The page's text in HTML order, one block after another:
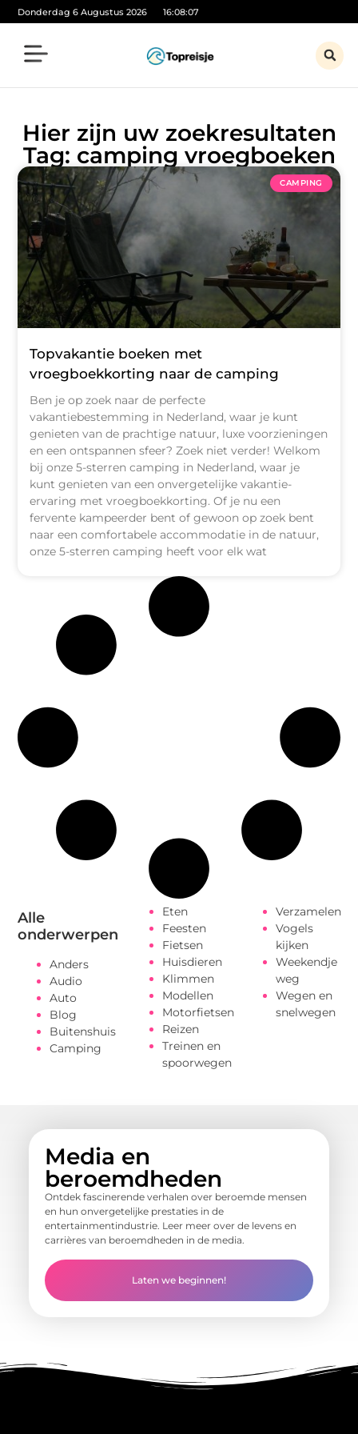
Donderdag 6 Augustus 2026 16:08:07
Hier zijn uw zoekresultaten
Tag: camping vroegboeken
CAMPING
Topvakantie boeken met
vroegboekkorting naar de camping
Ben je op zoek naar de perfecte
vakantiebestemming in Nederland, waar je kunt
genieten van de prachtige natuur, luxe voorzieningen
en een ontspannen sfeer? Zoek niet verder! Welkom
bij onze 5-sterren camping in Nederland, waar je
kunt genieten van een onvergetelijke vakantie-
ervaring met vroegboekkorting. Of je nu een
fervente kampeerder bent of gewoon op zoek bent
naar een comfortabele accommodatie in de natuur,
onze 5-sterren camping heeft voor elk wat
Alle
onderwerpen
Anders
Audio
Auto
Blog
Buitenshuis
Camping
Eten
Feesten
Fietsen
Huisdieren
Klimmen
Modellen
Motorfietsen
Reizen
Treinen en
spoorwegen
Verzamelen
Vogels
kijken
Weekendje
weg
Wegen en
snelwegen
Media en
beroemdheden
Ontdek fascinerende verhalen over beroemde mensen
en hun onvergetelijke prestaties in de
entertainmentindustrie. Leer meer over de levens en
carrières van beroemdheden in de media.
Laten we beginnen!